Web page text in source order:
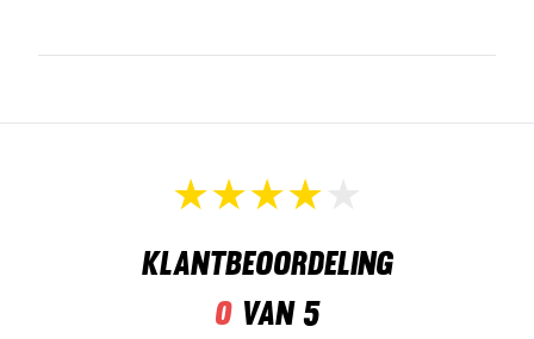
Klantbeoordeling
0van 5